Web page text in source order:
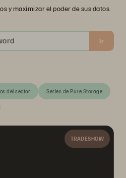
y maximizar el poder de sus datos.
Ir
del sector Series de Pure Storage
TRADESHOW